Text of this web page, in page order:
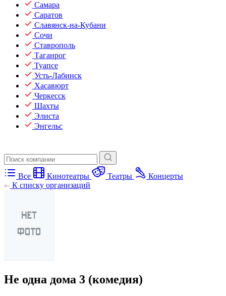
Самара
Саратов
Славянск-на-Кубани
Сочи
Ставрополь
Таганрог
Туапсе
Усть-Лабинск
Хасавюрт
Черкесск
Шахты
Элиста
Энгельс
Все Кинотеатры Театры
Концерты
К списку организаций
Не одна дома 3 (комедия)